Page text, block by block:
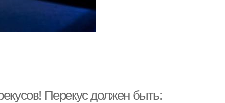
Перекус должен быть: